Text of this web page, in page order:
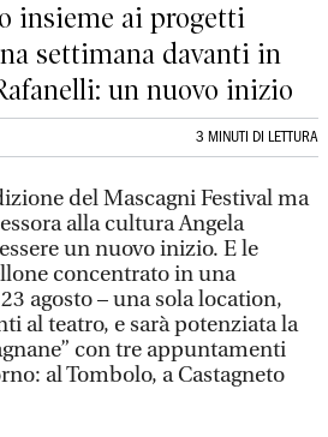
insieme ai progetti
settimana davanti in
un nuovo inizio
3 MINUTI DI LETTURA
del Mascagni Festival ma
alla cultura Angela
un nuovo inizio. E le
concentrato in una
agosto – una sola location,
al teatro, e sarà potenziata la
con tre appuntamenti
al Tombolo, a Castagneto